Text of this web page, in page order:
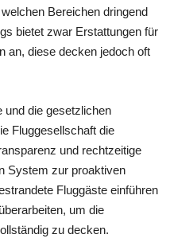
Bereichen dringend
bietet zwar Erstattungen für
an, diese decken jedoch oft
und die gesetzlichen
Fluggesellschaft die
und rechtzeitige
System zur proaktiven
Fluggäste einführen
um die
zu decken.